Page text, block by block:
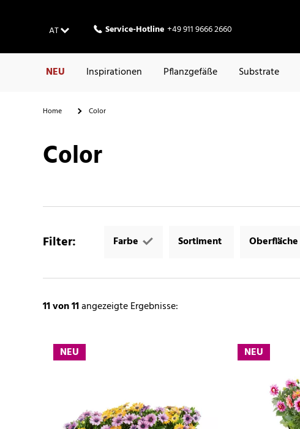
AT Service-Hotline +49 911 9666 2660
NEU Inspirationen Pflanzgefäße Substrate
Home Color
Color
Filter: Farbe Sortiment Oberfläche
11von 11angezeigte Ergebnisse:
NEU NEU